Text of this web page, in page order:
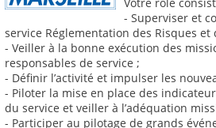
Votre rôle
- Superviser et
service Réglementation des Risques et
- Veiller à la bonne exécution des
responsables de service ;
- Définir l’activité et impulser les
- Piloter la mise en place des
du service et veiller à l’adéquation
- Participer au pilotage de grands